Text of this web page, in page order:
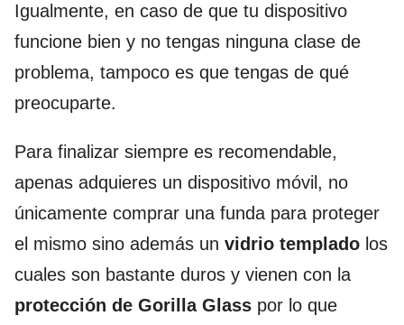
Igualmente, en caso de que tu dispositivo
funcione bien y no tengas ninguna clase de
problema, tampoco es que tengas de qué
preocuparte.
Para finalizar siempre es recomendable,
apenas adquieres un dispositivo móvil, no
únicamente comprar una funda para proteger
el mismo sino además un vidrio templado los
cuales son bastante duros y vienen con la
protección de Gorilla Glass por lo que